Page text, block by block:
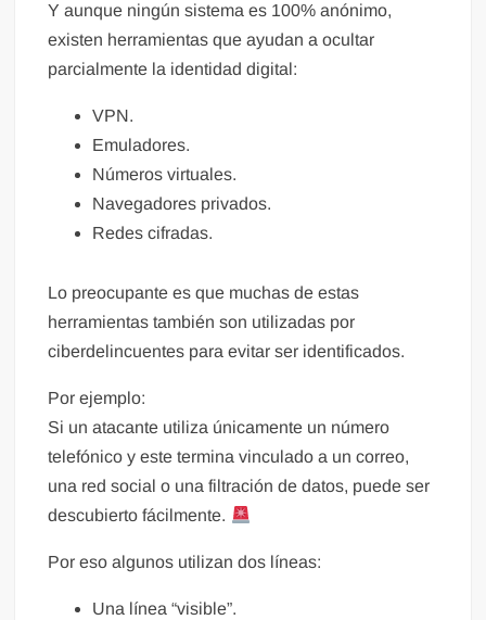
Y aunque ningún sistema es 100% anónimo,
existen herramientas que ayudan a ocultar
parcialmente la identidad digital:
VPN.
Emuladores.
Números virtuales.
Navegadores privados.
Redes cifradas.
Lo preocupante es que muchas de estas
herramientas también son utilizadas por
ciberdelincuentes para evitar ser identificados.
Por ejemplo:
Si un atacante utiliza únicamente un número
telefónico y este termina vinculado a un correo,
una red social o una filtración de datos, puede ser
descubierto fácilmente.
Por eso algunos utilizan dos líneas:
Una línea “visible”.